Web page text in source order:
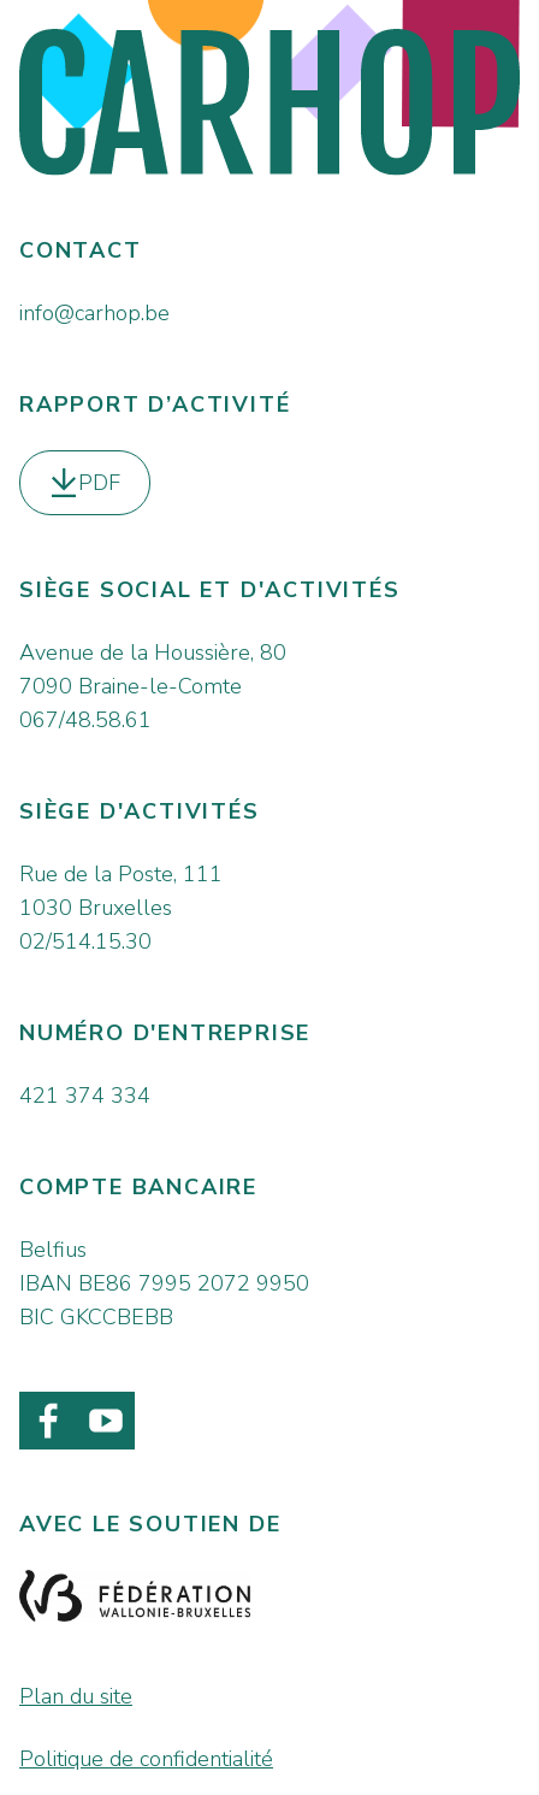
CONTACT
info@carhop.be
RAPPORT D’ACTIVITÉ
Télécharger le
PDF
SIÈGE SOCIAL ET D'ACTIVITÉS
Avenue de la Houssière, 80
7090 Braine-le-Comte
067/48.58.61
SIÈGE D'ACTIVITÉS
Rue de la Poste, 111
1030 Bruxelles
02/514.15.30
NUMÉRO D'ENTREPRISE
421 374 334
COMPTE BANCAIRE
Belfius
IBAN BE86 7995 2072 9950
BIC GKCCBEBB
AVEC LE SOUTIEN DE
Plan du site
Politique de confidentialité